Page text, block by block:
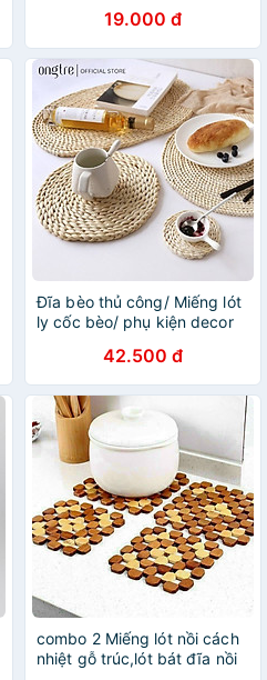
Thủ Công, Thân Thiện Môi
Trường
19.000 đ
Đĩa bèo thủ công/ Miếng lót
ly cốc bèo/ phụ kiện decor
12/20/30/37/50cm | ongtre
(Vietnam)
42.500 đ
combo 2 Miếng lót nồi cách
nhiệt gỗ trúc,lót bát đĩa nồi